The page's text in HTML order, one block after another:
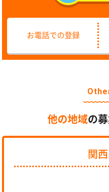
お電話での登録
他の地域の
関